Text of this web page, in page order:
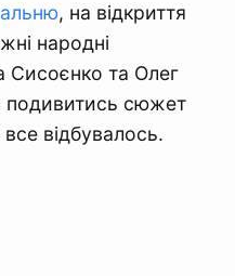
, на відкриття
народні
Сисоєнко та Олег
сюжет
відбувалось.